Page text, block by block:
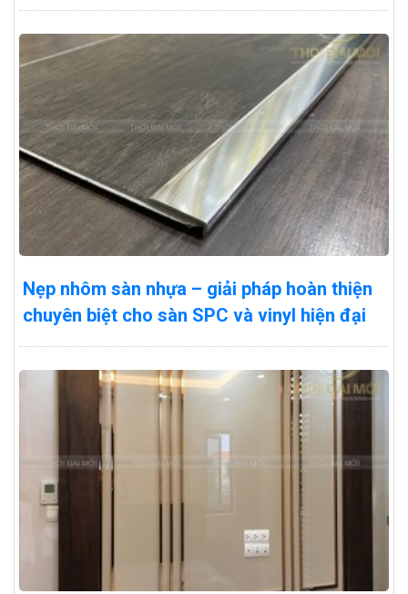
Nẹp nhôm sàn nhựa – giải pháp hoàn thiện
chuyên biệt cho sàn SPC và vinyl hiện đại